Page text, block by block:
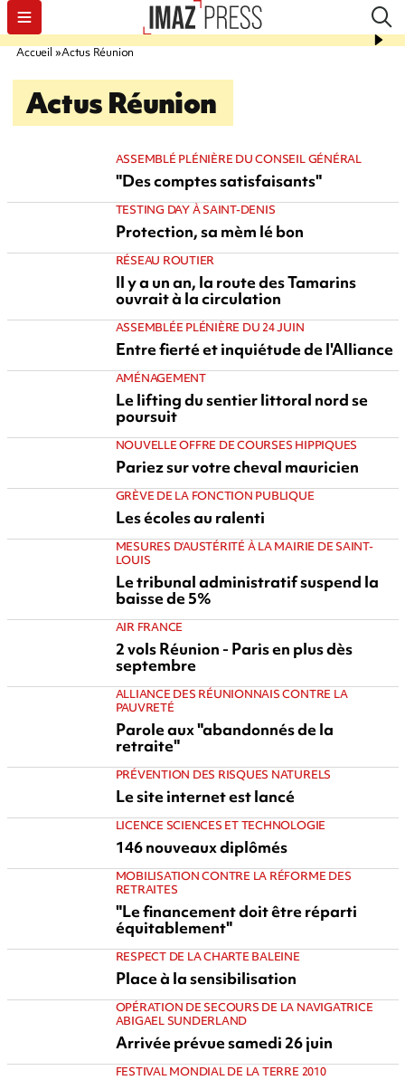
Accueil Actus Réunion
Actus Réunion
ASSEMBLÉ PLÉNIÈRE DU CONSEIL GÉNÉRAL
"Des comptes satisfaisants"
TESTING DAY À SAINT-DENIS
Protection, sa mèm lé bon
RÉSEAU ROUTIER
Il y a un an, la route des Tamarins
ouvrait à la circulation
ASSEMBLÉE PLÉNIÈRE DU 24 JUIN
Entre fierté et inquiétude de l'Alliance
AMÉNAGEMENT
Le lifting du sentier littoral nord se
poursuit
NOUVELLE OFFRE DE COURSES HIPPIQUES
Pariez sur votre cheval mauricien
GRÈVE DE LA FONCTION PUBLIQUE
Les écoles au ralenti
MESURES D'AUSTÉRITÉ À LA MAIRIE DE SAINT-
LOUIS
Le tribunal administratif suspend la
baisse de 5%
AIR FRANCE
2 vols Réunion - Paris en plus dès
septembre
ALLIANCE DES RÉUNIONNAIS CONTRE LA
PAUVRETÉ
Parole aux "abandonnés de la
retraite"
PRÉVENTION DES RISQUES NATURELS
Le site internet est lancé
LICENCE SCIENCES ET TECHNOLOGIE
146 nouveaux diplômés
MOBILISATION CONTRE LA RÉFORME DES
RETRAITES
"Le financement doit être réparti
équitablement"
RESPECT DE LA CHARTE BALEINE
Place à la sensibilisation
OPÉRATION DE SECOURS DE LA NAVIGATRICE
ABIGAEL SUNDERLAND
Arrivée prévue samedi 26 juin
FESTIVAL MONDIAL DE LA TERRE 2010